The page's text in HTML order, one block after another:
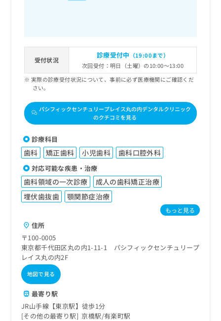
受付状況
診療受付中 （19:00まで）
次回受付：明日（土曜）の10:00～13:00
実際の診療受付状況について、事前に必ず医療機関にご確認くだ
さい。
パシフィックセンチュリープレイス丸の内デンタルクリニック
のクチコミを見る
診療科目
歯科 矯正歯科 小児歯科 歯科口腔外科
対応可能な疾患・治療
歯科領域の一次診療
成人の歯科矯正治療
埋伏歯抜歯
顎関節症治療
もっと見る
住所
〒100-0005
東京都千代田区丸の内1-11-1 パシフィックセンチュリープ
レイス丸の内2F
地図で見る
最寄り駅
JR山手線【東京駅】徒歩1分
その他の最寄り駅
京橋駅 有楽町駅